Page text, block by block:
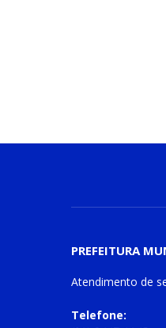
PREFEITURA
Atendimento de
Telefone: